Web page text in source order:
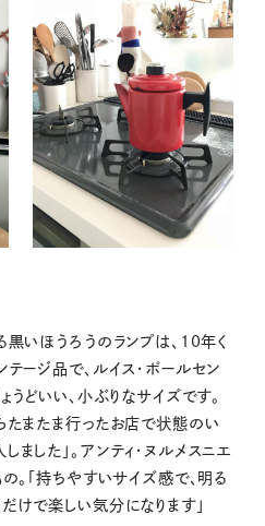
黒いほうろうのランプは、10年く
テージ品で、ルイス・ポールセン
うどいい、小ぶりなサイズです。
たまたま行ったお店で状態のい
した」。アンティ・ヌルメスニエ
。「持ちやすいサイズ感で、明る
けで楽しい気分になります」